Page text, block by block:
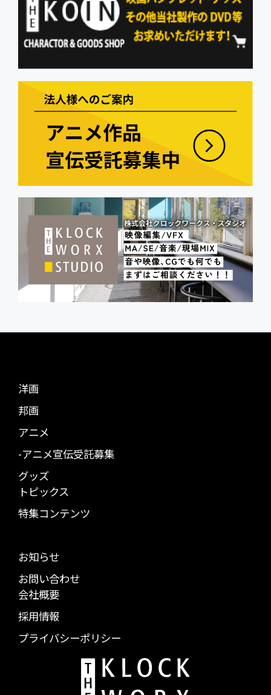
洋画
邦画
アニメ
-アニメ宣伝受託募集
グッズ
トピックス
特集コンテンツ
お知らせ
お問い合わせ
会社概要
採用情報
プライバシーポリシー